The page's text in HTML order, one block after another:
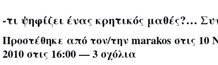
-τι ψηφίζει ένας κρητικός μαθές?…
Προστέθηκε από τον/τηνmarakos στις 10
2010 στις 16:00 —3 σχόλια